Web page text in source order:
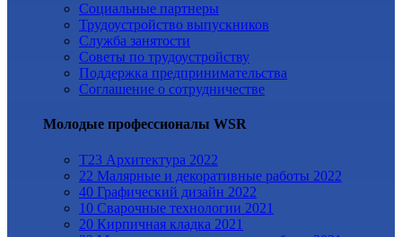
Cоциальные партнеры
Трудоустройство выпускников
Служба занятости
Советы по трудоустройству
Поддержка предпринимательства
Cоглашение о сотрудничестве
Молодые профессионалы WSR
T23 Архитектура 2022
22 Малярные и декоративные работы 2022
40 Графический дизайн 2022
10 Сварочные технологии 2021
20 Кирпичная кладка 2021